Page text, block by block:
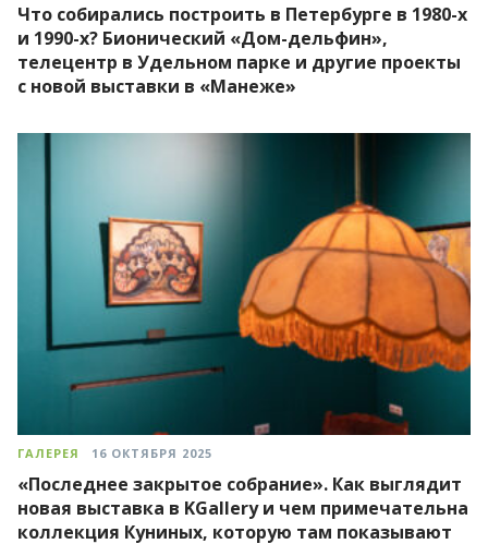
Что собирались построить в Петербурге в 1980-х
и 1990-х? Бионический «Дом-дельфин»,
телецентр в Удельном парке и другие проекты
с новой выставки в «Манеже»
ГАЛЕРЕЯ 16 ОКТЯБРЯ 2025
«Последнее закрытое собрание». Как выглядит
новая выставка в KGallery и чем примечательна
коллекция Куниных, которую там показывают